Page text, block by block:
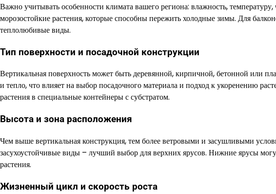
Важно учитывать особенности климата вашего региона: влажность,
морозостойкие растения, которые способны пережить холодные зимы. Для
теплолюбивые виды.
Тип поверхности и посадочной конструкции
Вертикальная поверхность может быть деревянной, кирпичной, бетонной или
и тепло, что влияет на выбор посадочного материала и подход к укоренению
растения в специальные контейнеры с субстратом.
Высота и зона расположения
Чем выше вертикальная конструкция, тем более ветровыми и засушливыми
засухоустойчивые виды – лучший выбор для верхних ярусов. Нижние ярусы
растения.
Жизненный цикл и скорость роста